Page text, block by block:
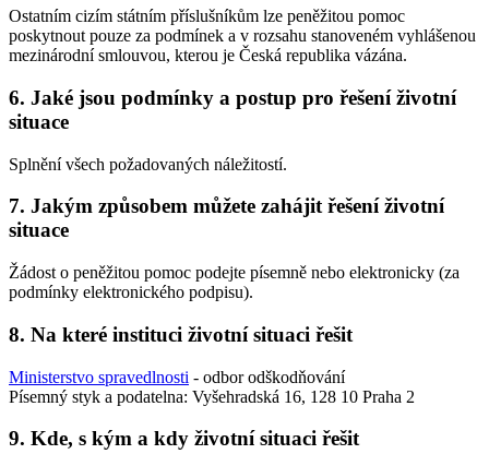
Ostatním cizím státním příslušníkům lze peněžitou pomoc
poskytnout pouze za podmínek a v rozsahu stanoveném vyhlášenou
mezinárodní smlouvou, kterou je Česká republika vázána.
6. Jaké jsou podmínky a postup pro řešení životní
situace
Splnění všech požadovaných náležitostí.
7. Jakým způsobem můžete zahájit řešení životní
situace
Žádost o peněžitou pomoc podejte písemně nebo elektronicky (za
podmínky elektronického podpisu).
8. Na které instituci životní situaci řešit
Ministerstvo spravedlnosti - odbor odškodňování
Písemný styk a podatelna: Vyšehradská 16, 128 10 Praha 2
9. Kde, s kým a kdy životní situaci řešit